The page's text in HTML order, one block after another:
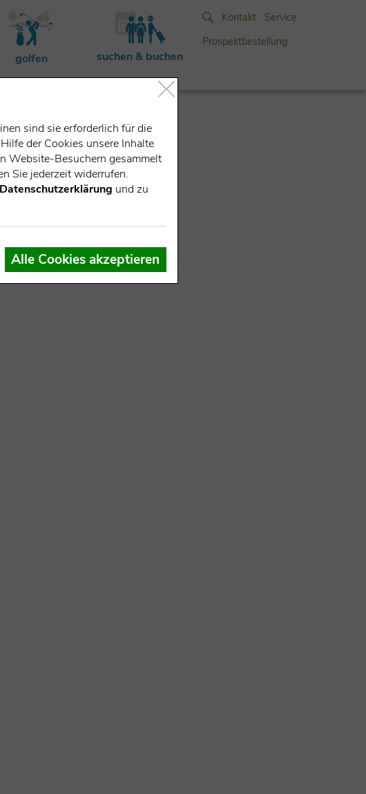
golfen suchen & buchen
Kontakt
Service
Prospektbestellung
sind sie erforderlich für die
der Cookies unsere Inhalte
Website-Besuchern gesammelt
Sie jederzeit widerrufen.
Datenschutzerklärung und zu
Alle Cookies akzeptieren